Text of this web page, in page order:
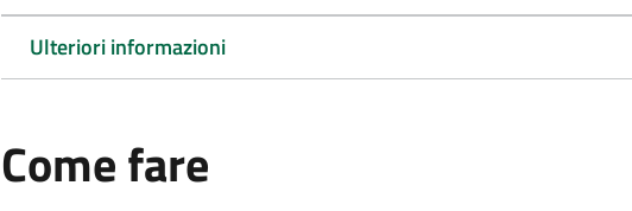
Ulteriori informazioni
Come fare